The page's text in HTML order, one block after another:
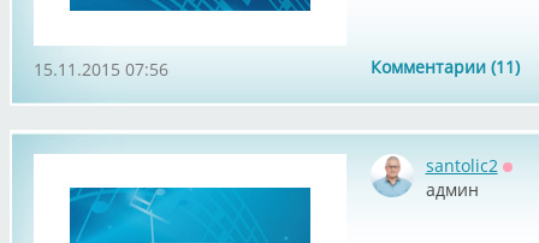
Комментарии (11)
15.11.2015 07:56
santolic2
админ